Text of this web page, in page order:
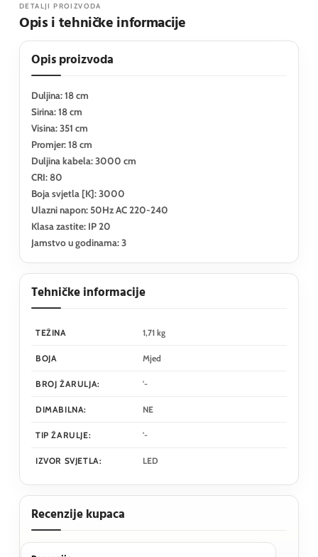
DETALJI PROIZVODA
Opis i tehničke informacije
Opis proizvoda
Duljina: 18 cm
Sirina: 18 cm
Visina: 351 cm
Promjer: 18 cm
Duljina kabela: 3000 cm
CRI: 80
Boja svjetla [K]: 3000
Ulazni napon: 50Hz AC 220-240
Klasa zastite: IP 20
Jamstvo u godinama: 3
Tehničke informacije
TEŽINA 1,71 kg
BOJA Mjed
BROJ ŽARULJA: '-
DIMABILNA: NE
TIP ŽARULJE: '-
IZVOR SVJETLA: LED
Recenzije kupaca